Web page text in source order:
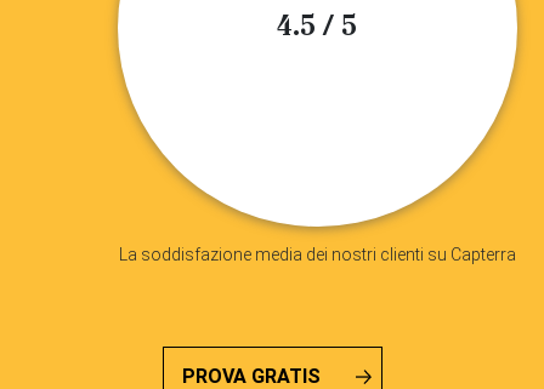
4.5 / 5
La soddisfazione media dei nostri clienti su Capterra
PROVA GRATIS